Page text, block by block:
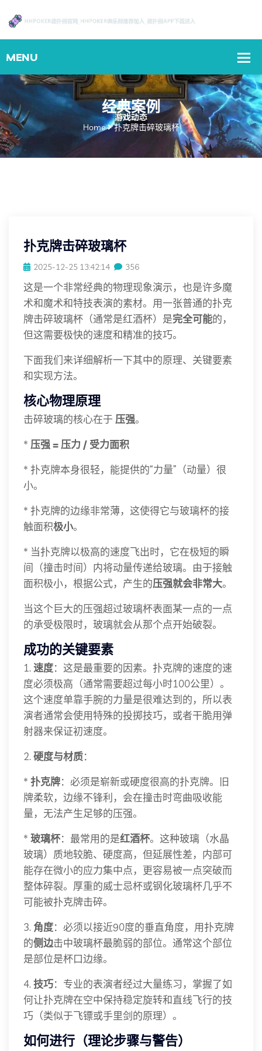
经典案例
Home 扑克牌击碎玻璃杯
扑克牌击碎玻璃杯
2025-12-25 13:42:14 356
这是一个非常经典的物理现象演示，也是许多魔
术和魔术和特技表演的素材。用一张普通的扑克
牌击碎玻璃杯（通常是红酒杯）是完全可能的，
但这需要极快的速度和精准的技巧。
下面我们来详细解析一下其中的原理、关键要素
和实现方法。
核心物理原理
击碎玻璃的核心在于 压强。
* 压强 = 压力 / 受力面积
* 扑克牌本身很轻，能提供的“力量”（动量）很
小。
* 扑克牌的边缘非常薄，这使得它与玻璃杯的接
触面积极小。
* 当扑克牌以极高的速度飞出时，它在极短的瞬
间（撞击时间）内将动量传递给玻璃。由于接触
面积极小，根据公式，产生的压强就会非常大。
当这个巨大的压强超过玻璃杯表面某一点的一点
的承受极限时，玻璃就会从那个点开始破裂。
成功的关键要素
1.速度：这是最重要的因素。扑克牌的速度的速
度必须极高（通常需要超过每小时100公里）。
这个速度单靠手腕的力量是很难达到的，所以表
演者通常会使用特殊的投掷技巧，或者干脆用弹
射器来保证初速度。
2.硬度与材质：
* 扑克牌：必须是崭新或硬度很高的扑克牌。旧
牌柔软，边缘不锋利，会在撞击时弯曲吸收能
量，无法产生足够的压强。
* 玻璃杯：最常用的是红酒杯。这种玻璃（水晶
玻璃）质地较脆、硬度高，但延展性差，内部可
能存在微小的应力集中点，更容易被一点突破而
整体碎裂。厚重的威士忌杯或钢化玻璃杯几乎不
可能被扑克牌击碎。
3. 角度：必须以接近90度的垂直角度，用扑克牌
的侧边击中玻璃杯最脆弱的部位。通常这个部位
是部位是杯口边缘。
4.技巧：专业的表演者经过大量练习，掌握了如
何让扑克牌在空中保持稳定旋转和直线飞行的技
巧（类似于飞镖或手里剑的原理）。
如何进行（理论步骤与警告）